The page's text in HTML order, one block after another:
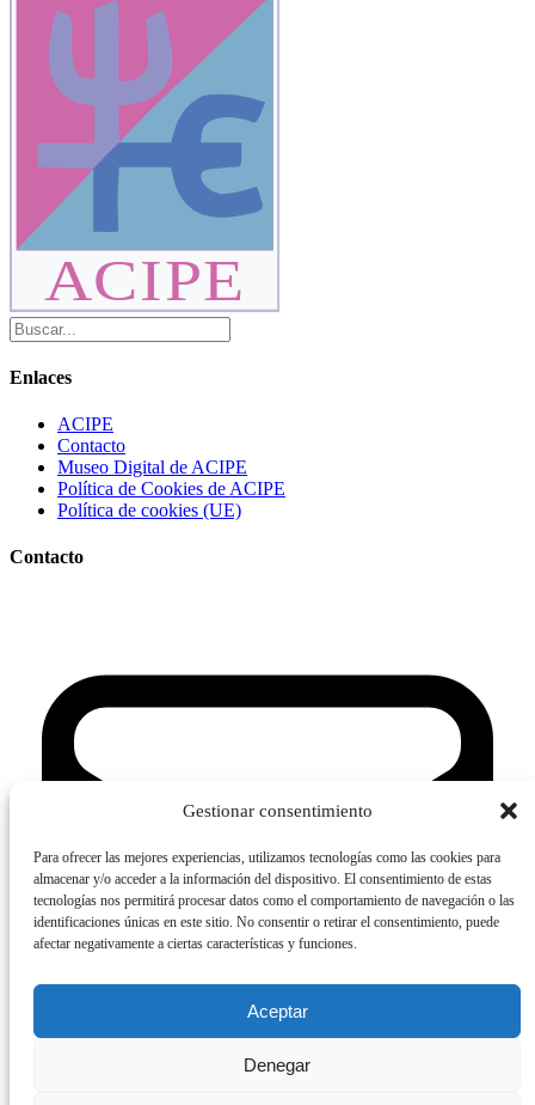
Gestionar consentimiento
Para ofrecer las mejores experiencias, utilizamos tecnologías como las cookies para
almacenar y/o acceder a la información del dispositivo. El consentimiento de estas
tecnologías nos permitirá procesar datos como el comportamiento de navegación o las
identificaciones únicas en este sitio. No consentir o retirar el consentimiento, puede
afectar negativamente a ciertas características y funciones.
Aceptar
Denegar
ACIPE
Enlaces
ACIPE
Contacto
Museo Digital de ACIPE
Política de Cookies de ACIPE
Política de cookies (UE)
Contacto